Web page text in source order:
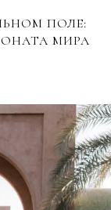
ПОЛЕ:
МИРА